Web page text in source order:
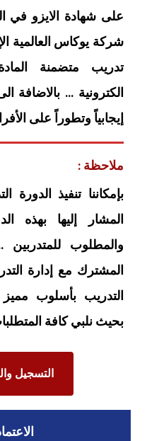
شركة يوكاس العالمية
تدريب متضمنة
الكترونية … بالاضافة
إيجابياً وتطوراً على
ملاحظة :
بإمكاننا تنفيذ
المشار إليها بهذه
والمطلوب
المشترك مع إدارة
التدريب بأسلوب
بحيث نلبي كافة
التسجيل